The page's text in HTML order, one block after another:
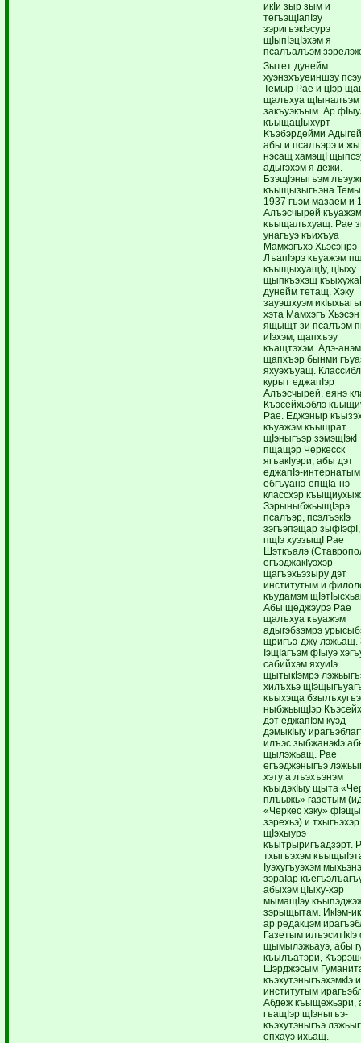
икIи зыр зым и
тегъэщIапIэу
зэригъэкIэсурэ
щIыпIэцIэхэм я
псалъалъэм
Зытет дунейм
хуэнэхъуеиншэу
Темыр Рае и цIэр
щалъхуа щIыналъэм
закъуэкъым. Ар
къыщацIыхурт
Къэбэрдейми
абы и псалъэрэ и
нэсащ хамэщI
адыгэхэм я дежи.
БзэщIэныгъэм
къыщызыгъэна
1937 гъэм мазаем и
Алъэсчырей
къыщалъхуащ. Рае
унагъуэ къихъуа
Мамхэгъхэ Хьэсэнрэ
ЛъапIэрэ къуажэм
къыщыхуащIу, цIыху
щыпкъэхэщ
дунейм тетащ. Хэку
зауэшхуэм
хэта Мамхэгъ Хьэсэн
ящыщт зи псалъэм
иIэхэм, щапхъэу
къащтэхэм. Адэ-
щапхъэр бынми
яхуэхъуащ.
курыт еджапIэр
Алъэсчырей, еянэ
Къэсейхьэблэ
Рае. Еджэныр
къуажэм къыщрат
щIэныгъэр зэмэщIэкI
пщащэр Черкесск
ягъакIуэри, абы дэт
еджапIэ-интернатым
ебгъуанэ-епщIа-нэ
классхэр
ЗэрыныбжьыщIэрэ
псалъэр, псэлъэкIэ
зэгъэпэщар
пщIэ хуэзыщI Рае
Шэткъалэ
егъэджакIуэхэр
щагъэхьэзыру дэт
институтым и
къудамэм
Абы щеджэурэ Рае
щалъхуа къуажэм
адыгэбзэмрэ
щригъэ-джу лэжьащ.
IэщIагъэм фIыуэ
сабийхэм яхуиIэ
щытыкIэмрэ
хилъхьэ
къыхэща бзылъхугъэ
ныбжьыщIэр
дэт еджапIэм куэд
дэмыкIыу
илъэс зыбжанэкIэ
щылэжьащ. Рае
егъэджэныгъэ
хэту а лъэхъэнэм
къыдэкIыу щыта
плъыжь» газетым
«Черкес хэку»
зэрехьэ) и
щIэхыурэ
къытрыригъадзэрт.
тхыгъэхэм
Iуэхугъуэхэм
зэраIар
абыхэм цIыху-хэр
мымащIэу
зэрыщытам. ИкIэм-
ар редакцэм
Газетым илъэситIкIэ
щымылэжьауэ, абы
къылъатэри,
Шэрджэсым
къэхутэныгъэхэмкIэ и
институтым
Абдеж къыщежьэри,
гъащIэр щIэныгъэ-
къэхутэныгъэ
епхауэ ихьащ.